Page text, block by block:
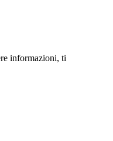
informazioni, ti